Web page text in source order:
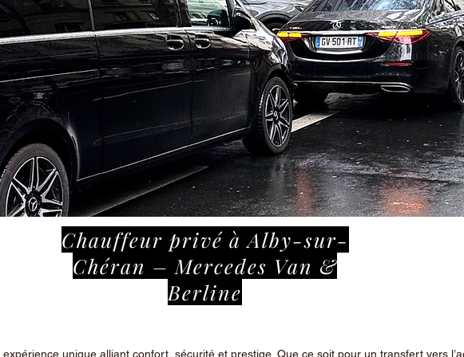
Chauffeur privé à Alby-sur-
Chéran – Mercedes Van &
Berline
unique alliant confort, sécurité et prestige. Que ce soit pour un transfert vers